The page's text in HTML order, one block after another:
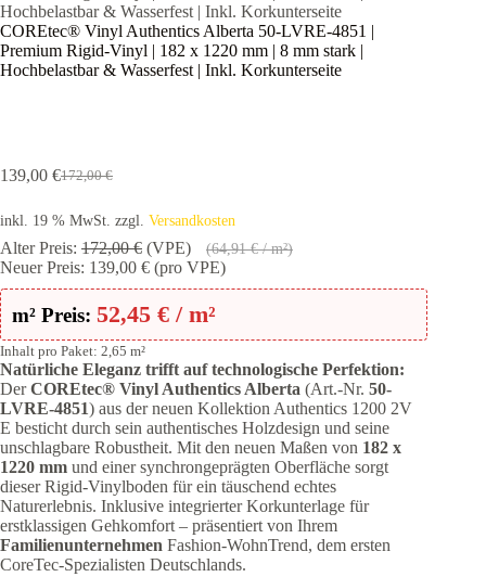
Hochbelastbar & Wasserfest | Inkl. Korkunterseite
COREtec® Vinyl Authentics Alberta 50-LVRE-4851 |
Premium Rigid-Vinyl | 182 x 1220 mm | 8 mm stark |
Hochbelastbar & Wasserfest | Inkl. Korkunterseite
172,00€
Ursprünglicher
war:
172,00 €
139,00 €Aktueller
ist:
139,00 €.
inkl. 19 % MwSt. zzgl. Versandkosten
Alter Preis: 172,00€ (VPE) (64,91€/ m²)
Neuer Preis: 139,00 € (pro VPE)
m² Preis: 52,45 € / m²
Inhalt pro Paket: 2,65 m²
Natürliche Eleganz trifft auf technologische Perfektion:
DerCOREtec® Vinyl Authentics Alberta (Art.-Nr. 50-
LVRE-4851) aus der neuen Kollektion Authentics 1200 2V
E besticht durch sein authentisches Holzdesign und seine
unschlagbare Robustheit. Mit den neuen Maßen von 182 x
1220 mm und einer synchrongeprägten Oberfläche sorgt
dieser Rigid-Vinylboden für ein täuschend echtes
Naturerlebnis. Inklusive integrierter Korkunterlage für
erstklassigen Gehkomfort – präsentiert von Ihrem
Familienunternehmen Fashion-WohnTrend, dem ersten
CoreTec-Spezialisten Deutschlands.